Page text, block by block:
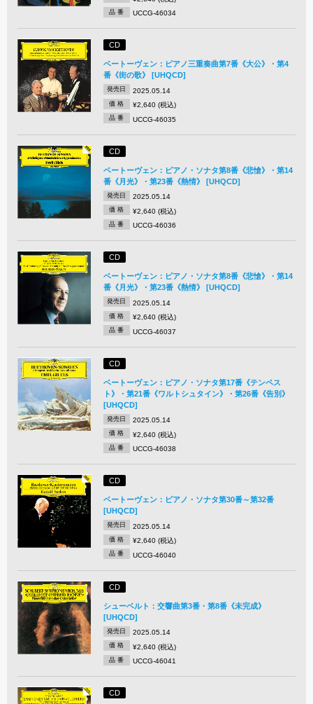
品 番 UCCG-46034
CD
ベートーヴェン：ピアノ三重奏曲第7番《大公》・第4
番《街の歌》 [UHQCD]
発売日 2025.05.14
価 格 ¥2,640 (税込)
品 番 UCCG-46035
CD
ベートーヴェン：ピアノ・ソナタ第8番《悲愴》・第14
番《月光》・第23番《熱情》 [UHQCD]
発売日 2025.05.14
価 格 ¥2,640 (税込)
品 番 UCCG-46036
CD
ベートーヴェン：ピアノ・ソナタ第8番《悲愴》・第14
番《月光》・第23番《熱情》 [UHQCD]
発売日 2025.05.14
価 格 ¥2,640 (税込)
品 番 UCCG-46037
CD
ベートーヴェン：ピアノ・ソナタ第17番《テンペス
ト》・第21番《ワルトシュタイン》・第26番《告別》
[UHQCD]
発売日 2025.05.14
価 格 ¥2,640 (税込)
品 番 UCCG-46038
CD
ベートーヴェン：ピアノ・ソナタ第30番～第32番
[UHQCD]
発売日 2025.05.14
価 格 ¥2,640 (税込)
品 番 UCCG-46040
CD
シューベルト：交響曲第3番・第8番《未完成》
[UHQCD]
発売日 2025.05.14
価 格 ¥2,640 (税込)
品 番 UCCG-46041
CD